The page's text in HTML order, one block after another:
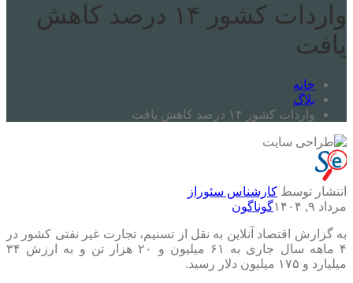
واردات کشور ۱۴ درصد کاهش
یافت
خانه
بلاگ
واردات کشور ۱۴ درصد کاهش یافت
انتشار توسط کارشناس سئوراز
مرداد ۹, ۱۴۰۴
گوناگون
به گزارش اقتصاد آنلاین به نقل از تسنیم، تجارت غیر نفتی کشور در
۴ ماهه سال جاری به ۶۱ میلیون و ۲۰ هزار تن و به ارزش ۳۴
میلیارد و ۱۷۵ میلیون دلار رسید.